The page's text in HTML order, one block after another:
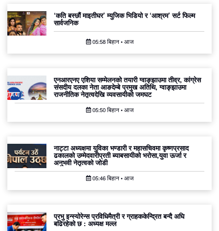
‘कति बस्छौं माइतीघर’ म्युजिक भिडियो र ‘आश्रम’ सर्ट फिल्म
सार्वजनिक
05:58 बिहान • आज
एनआरएनए एशिया सम्मेलनको तयारी ग्वाङ्झाउमा तीव्र, कांग्रेस
संसदीय दलका नेता आङदेम्बे प्रमुख अतिथि, ग्वाङ्झाउमा
राजनीतिक नेतृत्वदेखि व्यवसायीको जमघट
05:50 बिहान • आज
नाट्टा अध्यक्षमा युविका भण्डारी र महासचिवमा कृष्णप्रसाद
ढकालको उम्मेदवारीप्रती ब्याबसायीको भरोसा,युवा ऊर्जा र
अनुभवी नेतृत्वको जोडी
05:46 बिहान • आज
प्रभु इन्स्योरेन्स प्रविधिमैत्री र ग्राहककेन्द्रित बन्दै अघि
बढिरहेको छ : अध्यक्ष मल्ल